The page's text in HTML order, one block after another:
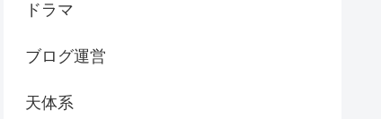
ドラマ
ブログ運営
天体系